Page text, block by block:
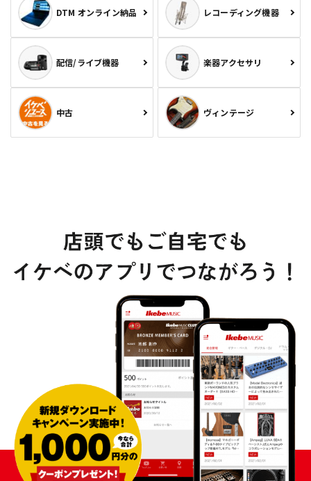
DTM オンライン納品 レコーディング機器
配信/ライブ機器 楽器アクセサリ
中古 ヴィンテージ